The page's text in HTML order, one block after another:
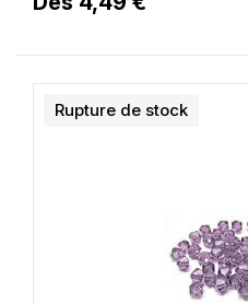
Rupture de stock